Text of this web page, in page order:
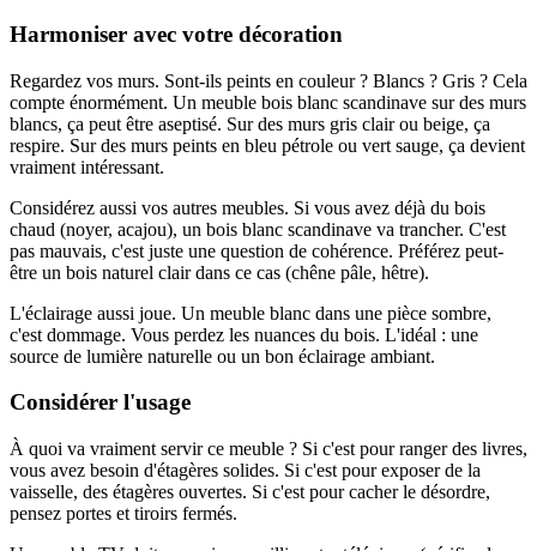
Harmoniser avec votre décoration
Regardez vos murs. Sont-ils peints en couleur ? Blancs ? Gris ? Cela
compte énormément. Un meuble bois blanc scandinave sur des murs
blancs, ça peut être aseptisé. Sur des murs gris clair ou beige, ça
respire. Sur des murs peints en bleu pétrole ou vert sauge, ça devient
vraiment intéressant.
Considérez aussi vos autres meubles. Si vous avez déjà du bois
chaud (noyer, acajou), un bois blanc scandinave va trancher. C'est
pas mauvais, c'est juste une question de cohérence. Préférez peut-
être un bois naturel clair dans ce cas (chêne pâle, hêtre).
L'éclairage aussi joue. Un meuble blanc dans une pièce sombre,
c'est dommage. Vous perdez les nuances du bois. L'idéal : une
source de lumière naturelle ou un bon éclairage ambiant.
Considérer l'usage
À quoi va vraiment servir ce meuble ? Si c'est pour ranger des livres,
vous avez besoin d'étagères solides. Si c'est pour exposer de la
vaisselle, des étagères ouvertes. Si c'est pour cacher le désordre,
pensez portes et tiroirs fermés.